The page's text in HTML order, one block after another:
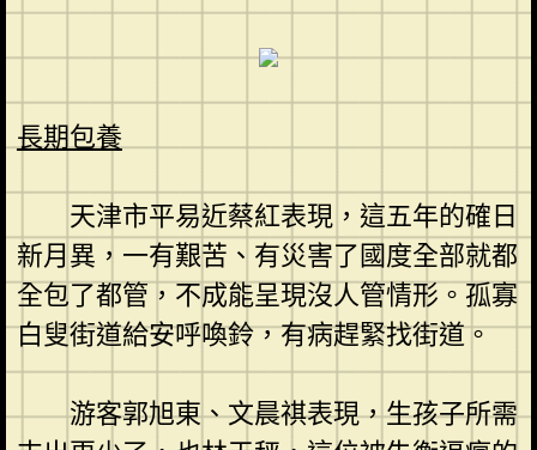
長期包養
天津市平易近蔡紅表現，這五年的確日
新月異，一有艱苦、有災害了國度全部就都
全包了都管，不成能呈現沒人管情形。孤寡
白叟街道給安呼喚鈴，有病趕緊找街道。
游客郭旭東、文晨祺表現，生孩子所需